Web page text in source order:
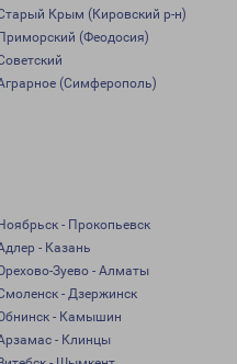
Крым (Кировский р-н)
(Феодосия)
(Симферополь)
- Прокопьевск
- Казань
Зуево - Алматы
- Дзержинск
- Камышин
- Клинцы